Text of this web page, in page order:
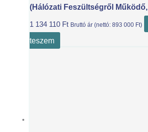
(Hálózati Feszültségről
1 134 110 Ft Bruttó ár (nettó:893 000 Ft)
teszem